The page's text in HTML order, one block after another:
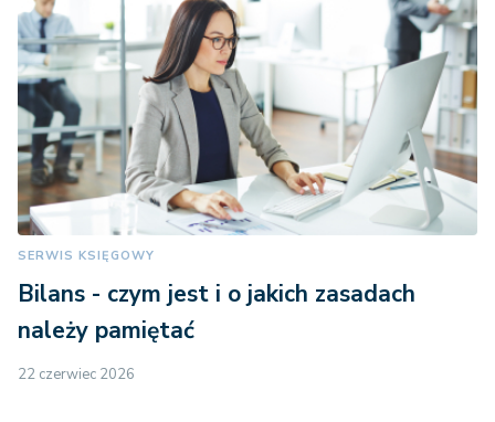
SERWIS KSIĘGOWY
Bilans - czym jest i o jakich zasadach
należy pamiętać
22 czerwiec 2026